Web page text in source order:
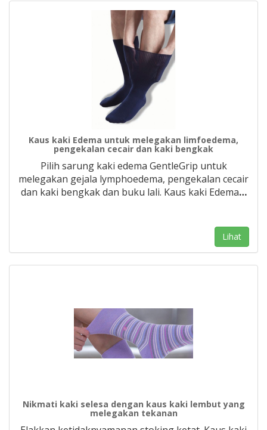
Kaus kaki Edema untuk melegakan limfoedema,
pengekalan cecair dan kaki bengkak
Pilih sarung kaki edema GentleGrip untuk
melegakan gejala lymphoedema, pengekalan cecair
dan kaki bengkak dan buku lali. Kaus kaki Edema…
Lihat
Nikmati kaki selesa dengan kaus kaki lembut yang
melegakan tekanan